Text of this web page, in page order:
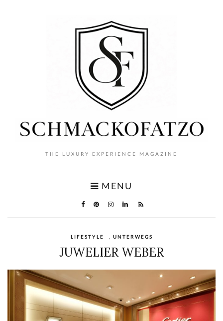
THE LUXURY EXPERIENCE MAGAZINE
MENU
LIFESTYLE UNTERWEGS
JUWELIER WEBER